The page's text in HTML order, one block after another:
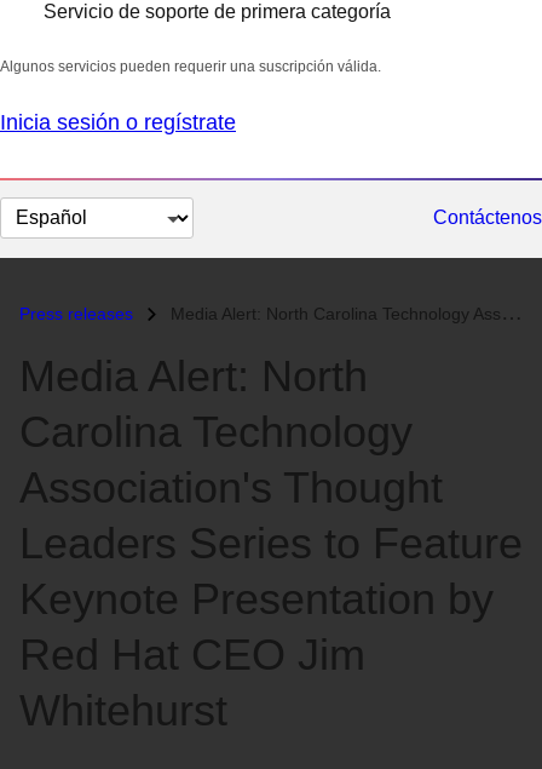
Servicio de soporte de primera categoría
Algunos servicios pueden requerir una suscripción válida.
Inicia sesión o regístrate
Cambiar
el
Contáctenos
Press releases Media Alert: North Carolina Technology Association's Thought Lead...
Media Alert: North
Carolina Technology
Association's Thought
Leaders Series to Feature
Keynote Presentation by
Red Hat CEO Jim
Whitehurst